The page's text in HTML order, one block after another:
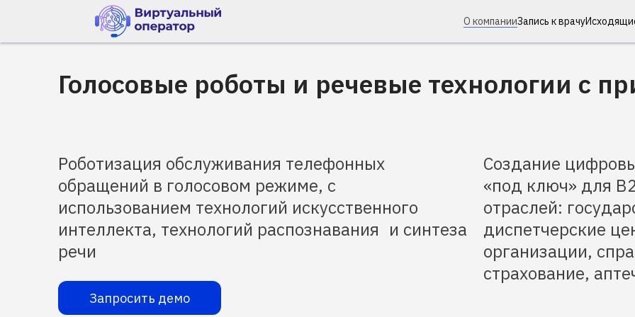
О компанииЗапись к врачу
Запросить демо
Голосовые роботы и речевые технологии с
Роботизация обслуживания телефонных
обращений в голосовом режиме, с
использованием технологий искусственного
интеллекта, технологий распознавания и синтеза
речи
Создание
«под ключ» для
отраслей:
диспетчерские
организации,
страхование,